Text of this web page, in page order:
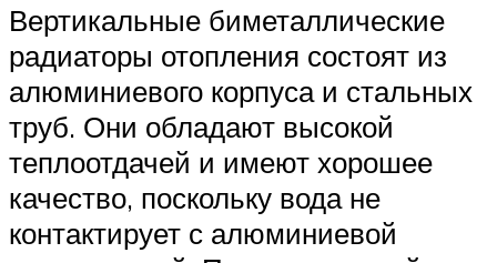
Вертикальные биметаллические
радиаторы отопления состоят из
алюминиевого корпуса и стальных
труб. Они обладают высокой
теплоотдачей и имеют хорошее
качество, поскольку вода не
контактирует с алюминиевой